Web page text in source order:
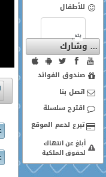
للأطفال
... وشارك
صندوق الفوائد
اتصل بنا
اقترح سلسلة
أبلغ عن انتهاك
لحقوق الملكية